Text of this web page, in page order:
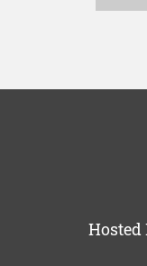
Hosted